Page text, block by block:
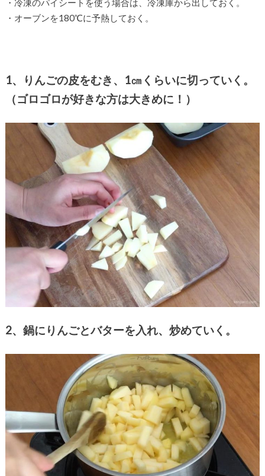
・冷凍のパイシートを使う場合は、冷凍庫から出しておく。
・オーブンを180℃に予熱しておく。
1、りんごの皮をむき、1㎝くらいに切っていく。
（ゴロゴロが好きな方は大きめに！）
2、鍋にりんごとバターを入れ、炒めていく。